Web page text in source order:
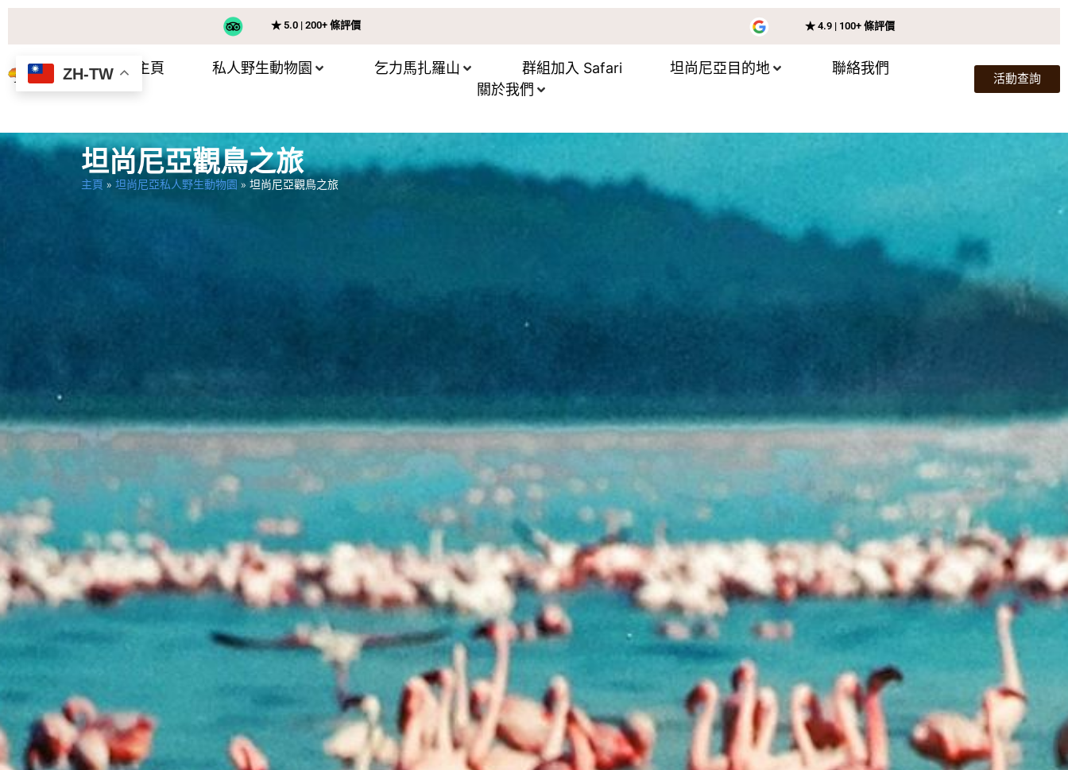
★ 5.0 | 200+ 條評價 ★ 4.9 | 100+ 條評價
主頁 私人野生動物園 乞力馬扎羅山 群組加入 Safari 坦尚尼亞目的地
聯絡我們
關於我們
活動查詢
坦尚尼亞觀鳥之旅
主頁 » 坦尚尼亞私人野生動物園 » 坦尚尼亞觀鳥之旅
ZH-TW